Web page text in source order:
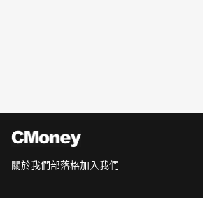
關於我們部落格加入我們